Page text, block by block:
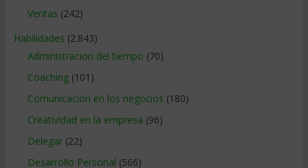
Ventas (242)
Habilidades (2.843)
Administracion del tiempo (70)
Coaching(101)
Comunicacion en los negocios (180)
Creatividad en la empresa (96)
Delegar(22)
Desarrollo Personal (566)